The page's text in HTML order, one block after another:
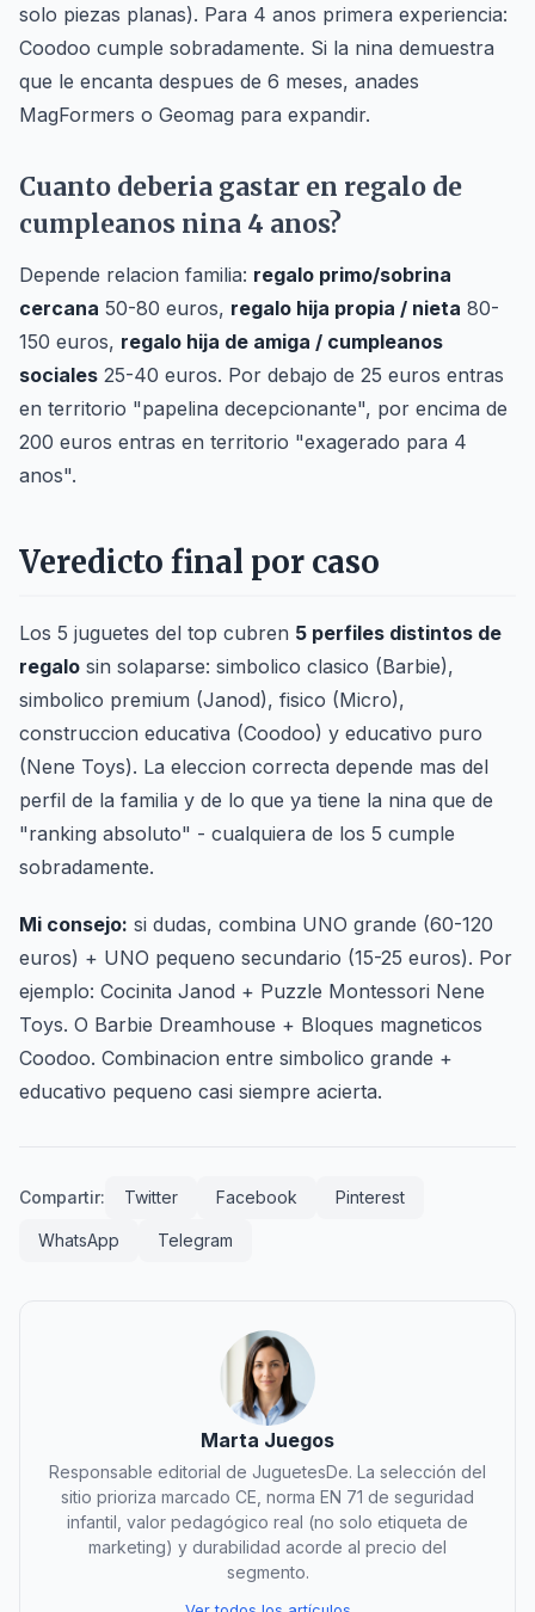
solo piezas planas). Para 4 anos primera experiencia:
Coodoo cumple sobradamente. Si la nina demuestra
que le encanta despues de 6 meses, anades
MagFormers o Geomag para expandir.
Cuanto deberia gastar en regalo de
cumpleanos nina 4 anos?
Depende relacion familia: regalo primo/sobrina
cercana 50-80 euros, regalo hija propia / nieta 80-
150 euros, regalo hija de amiga / cumpleanos
sociales 25-40 euros. Por debajo de 25 euros entras
en territorio "papelina decepcionante", por encima de
200 euros entras en territorio "exagerado para 4
anos".
Veredicto final por caso
Los 5 juguetes del top cubren 5 perfiles distintos de
regalo sin solaparse: simbolico clasico (Barbie),
simbolico premium (Janod), fisico (Micro),
construccion educativa (Coodoo) y educativo puro
(Nene Toys). La eleccion correcta depende mas del
perfil de la familia y de lo que ya tiene la nina que de
"ranking absoluto" - cualquiera de los 5 cumple
sobradamente.
Mi consejo: si dudas, combina UNO grande (60-120
euros) + UNO pequeno secundario (15-25 euros). Por
ejemplo: Cocinita Janod + Puzzle Montessori Nene
Toys. O Barbie Dreamhouse + Bloques magneticos
Coodoo. Combinacion entre simbolico grande +
educativo pequeno casi siempre acierta.
Compartir: Twitter Facebook Pinterest
WhatsApp Telegram
Marta Juegos
Responsable editorial de JuguetesDe. La selección del
sitio prioriza marcado CE, norma EN 71 de seguridad
infantil, valor pedagógico real (no solo etiqueta de
marketing) y durabilidad acorde al precio del
segmento.